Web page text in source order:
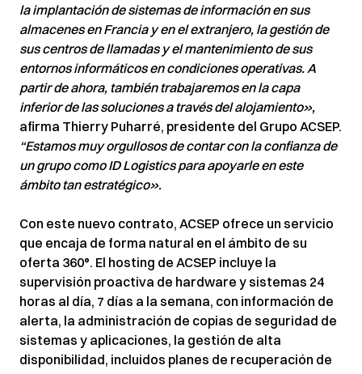
la implantación de sistemas de información en sus
almacenes en Francia y en el extranjero, la gestión de
sus centros de llamadas y el mantenimiento de sus
entornos informáticos en condiciones operativas. A
partir de ahora, también trabajaremos en la capa
inferior de las soluciones a través del alojamiento»,
afirma Thierry Puharré, presidente del Grupo ACSEP.
“Estamos muy orgullosos de contar con la confianza de
un grupo como ID Logistics para apoyarle en este
ámbito tan estratégico».
Con este nuevo contrato, ACSEP ofrece un servicio
que encaja de forma natural en el ámbito de su
oferta 360°. El hosting de ACSEP incluye la
supervisión proactiva de hardware y sistemas 24
horas al día, 7 días a la semana, con información de
alerta, la administración de copias de seguridad de
sistemas y aplicaciones, la gestión de alta
disponibilidad, incluidos planes de recuperación de